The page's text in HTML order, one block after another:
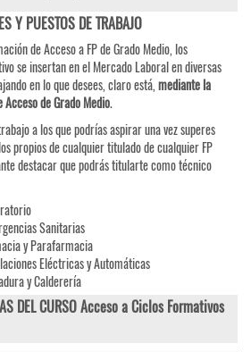
Y PUESTOS DE TRABAJO
de Acceso a FP de Grado Medio, los
se insertan en el Mercado Laboral en diversas
en lo que desees, claro está,mediante la
de Grado Medio.
a los que podrías aspirar una vez superes
propios de cualquier titulado de cualquier FP
destacar que podrás titularte como técnico
Sanitarias
y Parafarmacia
Eléctricas y Automáticas
y Calderería
DEL CURSO Acceso a Ciclos Formativos